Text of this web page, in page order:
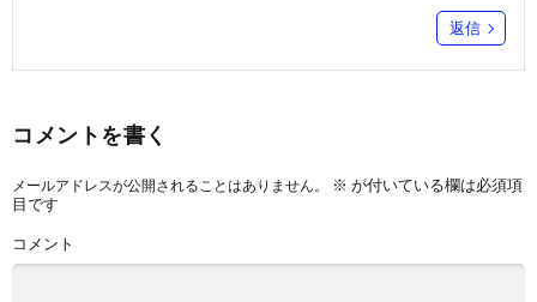
返信
コメントを書く
メールアドレスが公開されることはありません。 ※ が付いている欄は必須項
目です
コメント